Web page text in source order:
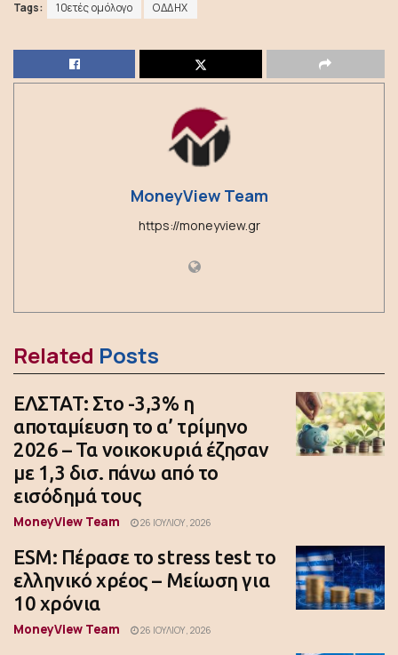
Tags: 10ετές ομόλογο ΟΔΔΗΧ
MoneyView Team
https://moneyview.gr
Related Posts
ΕΛΣΤΑΤ: Στο -3,3% η
αποταμίευση το α’ τρίμηνο
2026 – Τα νοικοκυριά έζησαν
με 1,3 δισ. πάνω από το
εισόδημά τους
MoneyView Team 26 ΙΟΥΛΊΟΥ, 2026
ESM: Πέρασε το stress test το
ελληνικό χρέος – Μείωση για
10 χρόνια
MoneyView Team 26 ΙΟΥΛΊΟΥ, 2026